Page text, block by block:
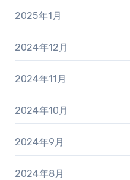
2025年1月
2024年12月
2024年11月
2024年10月
2024年9月
2024年8月